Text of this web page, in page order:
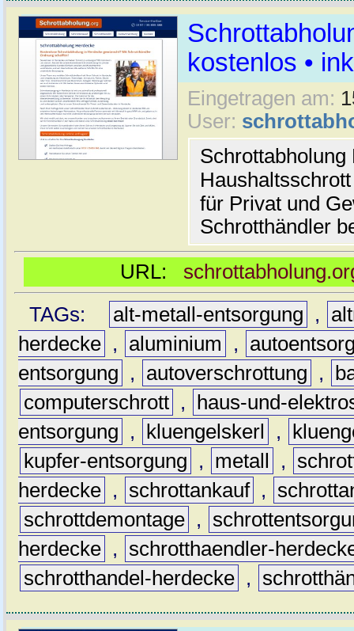
kostenlos •
Eingetragen am:
User:
für Privat und
Schrotthändler
URL:
TAGs:
alt-metall-entsorgung ,
herdecke , aluminium ,
entsorgung
, autoverschrottung ,
computerschrott ,
haus-und-
entsorgung
, kluengelskerl ,
kupfer-entsorgung
, metall ,
herdecke , schrottankauf ,
schrottdemontage ,
herdecke ,
schrotthaendler-
schrotthandel-herdecke ,